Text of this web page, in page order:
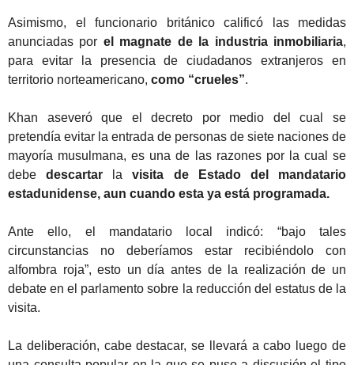
Asimismo, el funcionario británico calificó las medidas
anunciadas por el magnate de la industria inmobiliaria,
para evitar la presencia de ciudadanos extranjeros en
territorio norteamericano, como “crueles”.
Khan aseveró que el decreto por medio del cual se
pretendía evitar la entrada de personas de siete naciones de
mayoría musulmana, es una de las razones por la cual se
debedescartar lavisita de Estado del mandatario
estadunidense, aun cuando esta ya está programada.
Ante ello, el mandatario local indicó: “bajo tales
circunstancias no deberíamos estar recibiéndolo con
alfombra roja”, esto un día antes de la realización de un
debate en el parlamento sobre la reducción del estatus de la
visita.
La deliberación, cabe destacar, se llevará a cabo luego de